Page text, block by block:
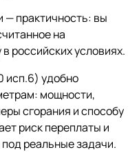
— практичность: вы
на
российских условиях.
исп.6) удобно
мощности,
сгорания и способу
риск переплаты и
реальные задачи.